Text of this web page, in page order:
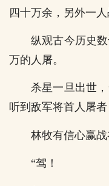
四十万余，另外一人
纵观古今历史
万的人屠。
杀星一旦出世
听到敌军将首人屠
林牧有信心赢战
“驾！